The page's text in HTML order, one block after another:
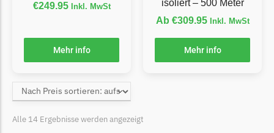
Begrenzungsdraht
NAC Messer
Orbex
Begrenzungsdraht
€249.95 Inkl. MwSt
Mehr info
isoliert – 500 Meter
Ab €309.95 Inkl. MwSt
Mehr info
Alle 14 Ergebnisse werden angezeigt